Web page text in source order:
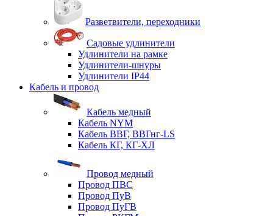
Разветвители, переходники
Садовые удлинители
Удлинители на рамке
Удлинители-шнуры
Удлинители IP44
Кабель и провод
Кабель медный
Кабель NYM
Кабель ВВГ, ВВГнг-LS
Кабель КГ, КГ-ХЛ
Провод медный
Провод ПВС
Провод ПуВ
Провод ПуГВ